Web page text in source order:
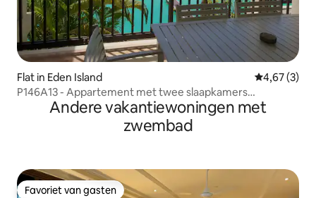
Flat in Eden Island
4,67 (3)
P146A13 - Appartement met twee slaapkamers
(bovenste verdieping)
Andere vakantiewoningen met
zwembad
Favoriet van gasten